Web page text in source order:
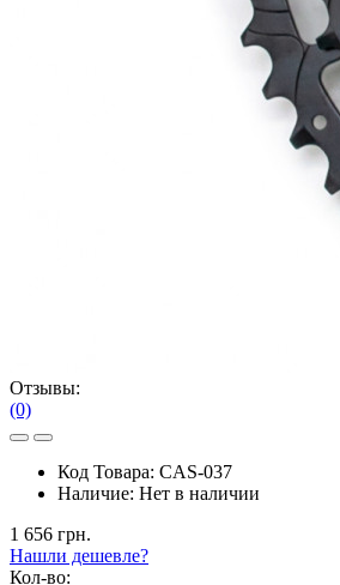
Отзывы:
(0)
Код Товара: CAS-037
Наличие: Нет в наличии
1 656 грн.
Нашли дешевле?
Кол-во: